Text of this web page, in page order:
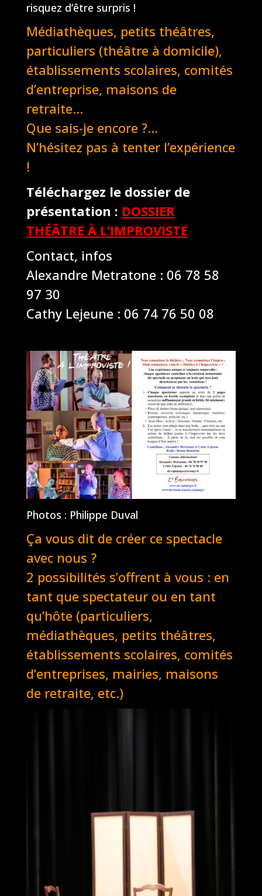
risquez d’être surpris !
Médiathèques, petits théâtres,
particuliers (théâtre à domicile),
établissements scolaires, comités
d’entreprise, maisons de
retraite…
Que sais-je encore ?…
N’hésitez pas à tenter l’expérience
!
Téléchargez le dossier de
présentation : DOSSIER
THÉÂTRE À L’IMPROVISTE
Contact, infos
Alexandre Metratone : 06 78 58
97 30
Cathy Lejeune : 06 74 76 50 08
Photos : Philippe Duval
Ça vous dit de créer ce spectacle
avec nous ?
2 possibilités s’offrent à vous : en
tant que spectateur ou en tant
qu’hôte (particuliers,
médiathèques, petits théâtres,
établissements scolaires, comités
d’entreprises, mairies, maisons
de retraite, etc.)